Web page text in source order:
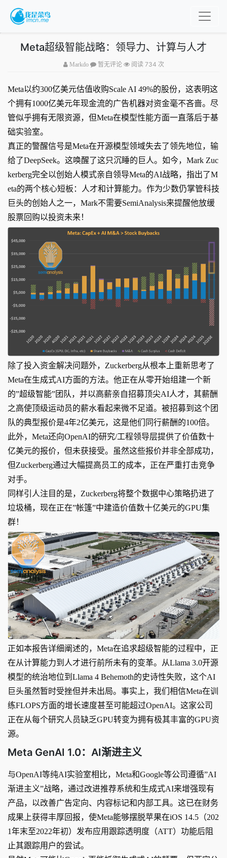
Meta超级智能战略：领导力、计算与人才
Markdo 暂无评论 阅读 734 次
Meta以约300亿美元估值收购Scale AI 49%的股份，这表明这
个拥有1000亿美元年现金流的广告机器对资金毫不吝啬。尽
管似乎拥有无限资源，但Meta在模型性能方面一直落后于基
础实验室。
真正的警醒信号是Meta在开源模型领域失去了领先地位，输
给了DeepSeek。这唤醒了这只沉睡的巨人。如今，Mark Zuc
kerberg完全以创始人模式亲自领导Meta的AI战略，指出了M
eta的两个核心短板：人才和计算能力。作为少数仍掌管科技
巨头的创始人之一，Mark不需要SemiAnalysis来提醒他放缓
股票回购以投资未来！
除了投入资金解决问题外，Zuckerberg从根本上重新思考了
Meta在生成式AI方面的方法。他正在从零开始组建一个新
的”超级智能”团队，并以高薪亲自招募顶尖AI人才，其薪酬
之高使顶级运动员的薪水看起来微不足道。被招募到这个团
队的典型报价是4年2亿美元，这是他们同行薪酬的100倍。
此外，Meta还向OpenAI的研究/工程领导层提供了价值数十
亿美元的报价，但未获接受。虽然这些报价并非全部成功，
但Zuckerberg通过大幅提高员工的成本，正在严重打击竞争
对手。
同样引人注目的是，Zuckerberg将整个数据中心策略扔进了
垃圾桶，现在正在”帐篷”中建造价值数十亿美元的GPU集
群！
正如本报告详细阐述的，Meta在追求超级智能的过程中，正
在从计算能力到人才进行前所未有的变革。从Llama 3.0开源
模型的统治地位到Llama 4 Behemoth的史诗性失败，这个AI
巨头虽然暂时受挫但并未出局。事实上，我们相信Meta在训
练FLOPS方面的增长速度甚至可能超过OpenAI。这家公司
正在从每个研究人员缺乏GPU转变为拥有极其丰富的GPU资
源。
Meta GenAI 1.0：AI渐进主义
与OpenAI等纯AI实验室相比，Meta和Google等公司遵循”AI
渐进主义”战略，通过改进推荐系统和生成式AI来增强现有
产品，以改善广告定向、内容标记和内部工具。这已在财务
成果上获得丰厚回报，使Meta能够摆脱苹果在iOS 14.5（202
1年末至2022年初）发布应用跟踪透明度（ATT）功能后阻
止其跟踪用户的尝试。